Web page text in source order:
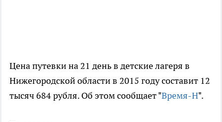
Цена путевки на 21 день в детские лагеря в
Нижегородской области в 2015 году составит 12
тысяч 684 рубля. Об этом сообщает "Время-Н".